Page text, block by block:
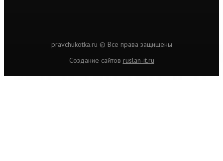
pravchukotka.ru © Все права защищены
Cоздание сайтов ruslan-it.ru